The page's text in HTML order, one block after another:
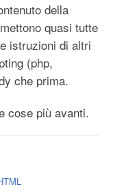
della
quasi tutte
istruzioni di altri
(php,
che prima.
cose più avanti.